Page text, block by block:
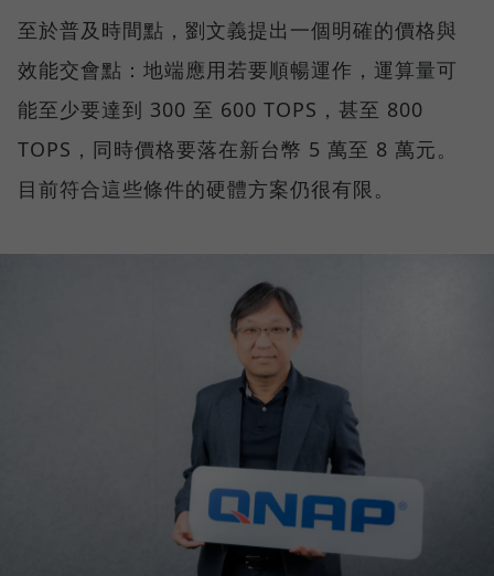
至於普及時間點，劉文義提出一個明確的價格與
效能交會點：地端應用若要順暢運作，運算量可
能至少要達到 300 至 600 TOPS，甚至 800
TOPS，同時價格要落在新台幣 5 萬至 8 萬元。
目前符合這些條件的硬體方案仍很有限。